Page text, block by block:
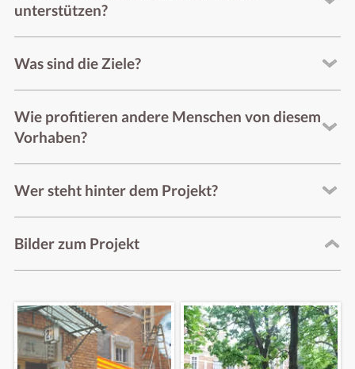
unterstützen?
Was sind die Ziele?
Wie profitieren andere Menschen von diesem
Vorhaben?
Wer steht hinter dem Projekt?
Bilder zum Projekt